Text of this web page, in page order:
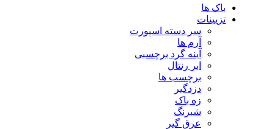
باک ها
تزیینات
سر دسته اسپورت
آرم ها
آینه گرد برچسبی
ابر رنتال
برچسب ها
دزدگیر
زه باک
شبرنگ
عرق گیر